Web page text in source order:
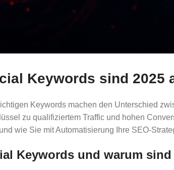
Keywords sind 2025
Keywords machen den Unterschied
zu qualifiziertem Traffic und hohen
wie Sie mit Automatisierung Ihre SEO-
Keywords und warum